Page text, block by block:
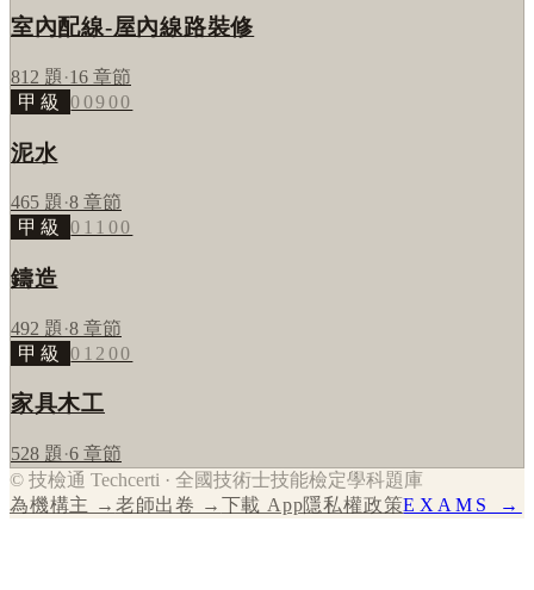
室內配線-屋內線路裝修
812 題 ·16 章節
甲級
00900
泥水
465 題 ·8 章節
甲級
01100
鑄造
492 題 ·8 章節
甲級
01200
家具木工
528 題 ·6 章節
© 技檢通 Techcerti · 全國技術士技能檢定學科題庫
為機構主 → 老師出卷 → 下載 App隱私權政策EXAMS →